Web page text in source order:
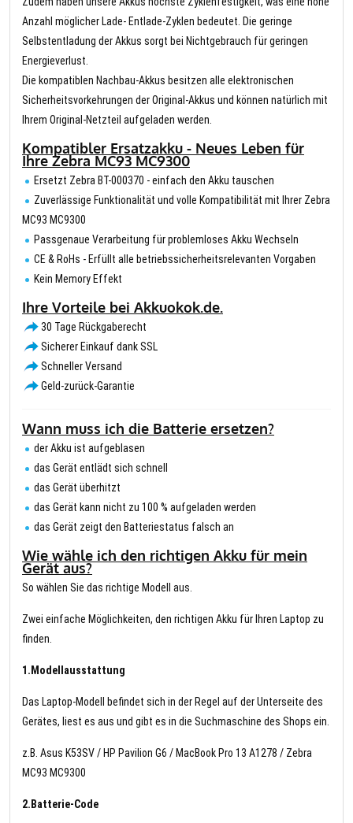
Anzahl möglicher Lade- Entlade-Zyklen bedeutet. Die geringe
Selbstentladung der Akkus sorgt bei Nichtgebrauch für geringen
Energieverlust.
Die kompatiblen Nachbau-Akkus besitzen alle elektronischen
Sicherheitsvorkehrungen der Original-Akkus und können natürlich mit
Ihrem Original-Netzteil aufgeladen werden.
Kompatibler Ersatzakku - Neues Leben für
Ihre Zebra MC93 MC9300
Ersetzt Zebra BT-000370 - einfach den Akku tauschen
Zuverlässige Funktionalität und volle Kompatibilität mit Ihrer Zebra
MC93 MC9300
Passgenaue Verarbeitung für problemloses Akku Wechseln
CE & RoHs - Erfüllt alle betriebssicherheitsrelevanten Vorgaben
Kein Memory Effekt
Ihre Vorteile bei Akkuokok.de.
30 Tage Rückgaberecht
Sicherer Einkauf dank SSL
Schneller Versand
Geld-zurück-Garantie
Wann muss ich die Batterie ersetzen?
der Akku ist aufgeblasen
das Gerät entlädt sich schnell
das Gerät überhitzt
das Gerät kann nicht zu 100 % aufgeladen werden
das Gerät zeigt den Batteriestatus falsch an
Wie wähle ich den richtigen Akku für mein
Gerät aus?
So wählen Sie das richtige Modell aus.
Zwei einfache Möglichkeiten, den richtigen Akku für Ihren Laptop zu
finden.
1.Modellausstattung
Das Laptop-Modell befindet sich in der Regel auf der Unterseite des
Gerätes, liest es aus und gibt es in die Suchmaschine des Shops ein.
z.B. Asus K53SV / HP Pavilion G6 / MacBook Pro 13 A1278 / Zebra
MC93 MC9300
2.Batterie-Code